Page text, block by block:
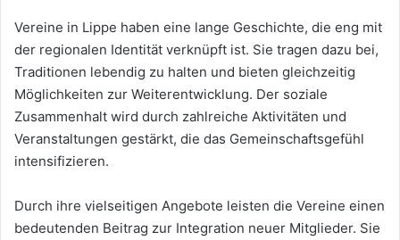
Vereine in Lippe haben eine lange Geschichte, die eng mit
der regionalen Identität verknüpft ist. Sie tragen dazu bei,
Traditionen lebendig zu halten und bieten gleichzeitig
Möglichkeiten zur Weiterentwicklung. Der soziale
Zusammenhalt wird durch zahlreiche Aktivitäten und
Veranstaltungen gestärkt, die das Gemeinschaftsgefühl
intensifizieren.
Durch ihre vielseitigen Angebote leisten die Vereine einen
bedeutenden Beitrag zur Integration neuer Mitglieder. Sie